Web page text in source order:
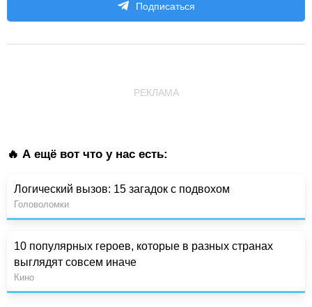
Подписаться
РЕКЛАМА
🔥 А ещё вот что у нас есть:
Логический вызов: 15 загадок с подвохом
Головоломки
10 популярных героев, которые в разных странах
выглядят совсем иначе
Кино